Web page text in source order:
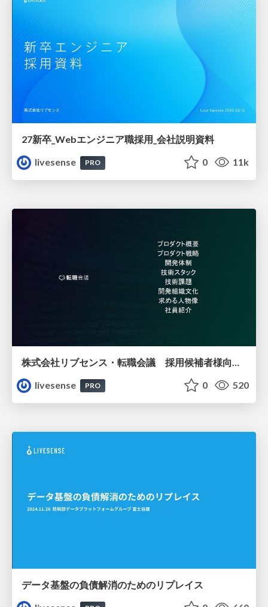
27新卒_Webエンジニア職採用_会社説明資料
livesense
PRO 0 11k
株式会社リブセンス・転職会議 採用候補者様向け資料
livesense
PRO 0 520
データ基盤の負債解消のためのリプレイス